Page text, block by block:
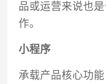
品或运营来说也
作。
小程序
承载产品核心功